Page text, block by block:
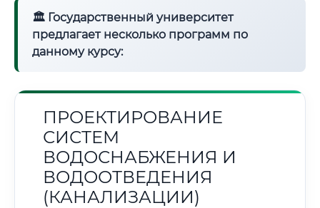
🏛 Государственный университет
предлагает несколько программ по
данному курсу:
ПРОЕКТИРОВАНИЕ
СИСТЕМ
ВОДОСНАБЖЕНИЯ И
ВОДООТВЕДЕНИЯ
(КАНАЛИЗАЦИИ)